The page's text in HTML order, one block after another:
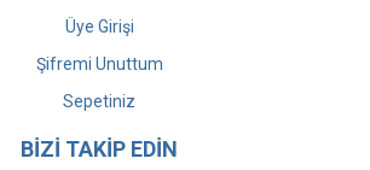
Üye Girişi
Şifremi Unuttum
Sepetiniz
BİZİ TAKİP EDİN